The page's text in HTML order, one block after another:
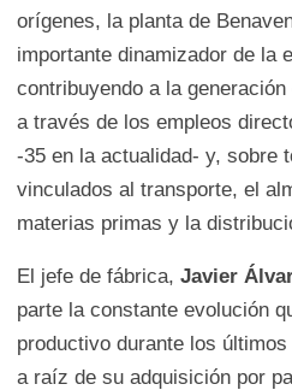
orígenes, la planta de
importante dinamizador de la
contribuyendo a la
a través de los empleos
-35 en la actualidad- y, sobre
vinculados al transporte, el
materias primas y la
El jefe de fábrica, Javier
parte la constante evolución
productivo durante los
a raíz de su adquisición por